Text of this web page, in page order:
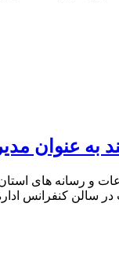
به عنوان
سالن کنفرانس